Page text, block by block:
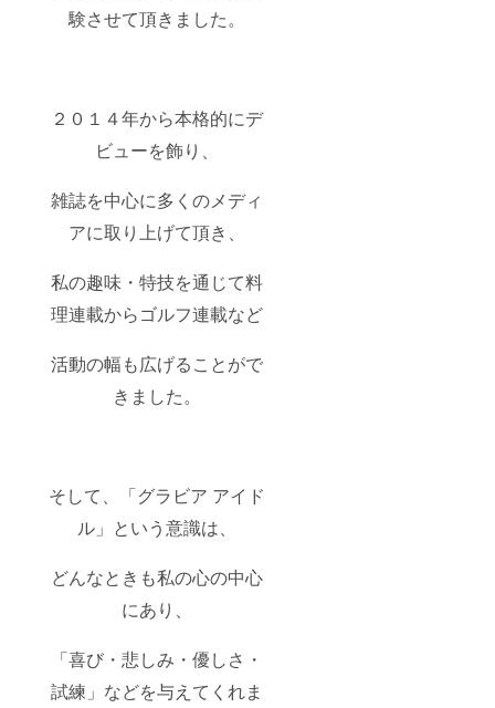
験させて頂きました。
２０１４年から本格的にデ
ビューを飾り、
雑誌を中心に多くのメディ
アに取り上げて頂き、
私の趣味・特技を通じて料
理連載からゴルフ連載など
活動の幅も広げることがで
きました。
そして、「グラビア アイド
ル」という意識は、
どんなときも私の心の中心
にあり、
「喜び・悲しみ・優しさ・
試練」などを与えてくれま